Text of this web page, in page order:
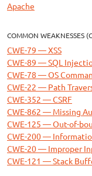
Apache
COMMON WEAKNESSES
CWE-79 — XSS
CWE-89 — SQL
CWE-78 — OS
CWE-22 — Path
CWE-352 — CSRF
CWE-862 — Missing
CWE-125 — Out-of-
CWE-200 —
CWE-20 — Improper
CWE-121 — Stack